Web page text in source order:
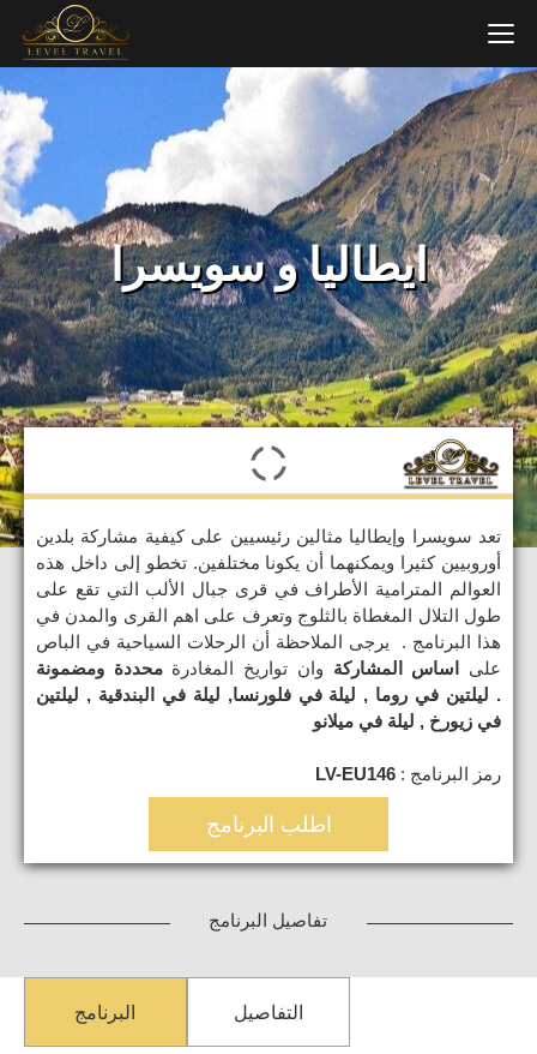
ايطاليا و سويسرا
تعد سويسرا وإيطاليا مثالين رئيسيين على كيفية مشاركة بلدين
أوروبيين كثيرا ويمكنهما أن يكونا مختلفين. تخطو إلى داخل هذه
العوالم المترامية الأطراف في قرى جبال الألب التي تقع على
طول التلال المغطاة بالثلوج وتعرف على اهم القرى والمدن في
هذا البرنامج . يرجى الملاحظة أن الرحلات السياحية في الباص
على
اساس المشاركة وان تواريخ المغادرةمحددة ومضمونة
. ليلتين في روما , ليلة في فلورنسا, ليلة في البندقية , ليلتين
في زيورخ , ليلة في ميلانو
رمز البرنامج : LV-EU146
اطلب البرنامج
تفاصيل البرنامج
البرنامج التفاصيل